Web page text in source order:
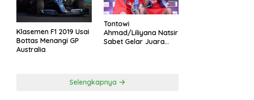
Klasemen F1 2019 Usai
Bottas Menangi GP
Australia
Tontowi
Ahmad/Liliyana Natsir
Sabet Gelar Juara
Selengkapnya